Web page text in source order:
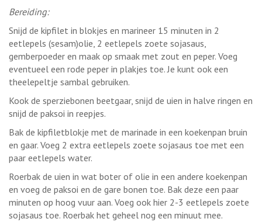
Bereiding:
Snijd de kipfilet in blokjes en marineer 15 minuten in 2
eetlepels (sesam)olie, 2 eetlepels zoete sojasaus,
gemberpoeder en maak op smaak met zout en peper. Voeg
eventueel een rode peper in plakjes toe. Je kunt ook een
theelepeltje sambal gebruiken.
Kook de sperziebonen beetgaar, snijd de uien in halve ringen en
snijd de paksoi in reepjes.
Bak de kipfiletblokje met de marinade in een koekenpan bruin
en gaar. Voeg 2 extra eetlepels zoete sojasaus toe met een
paar eetlepels water.
Roerbak de uien in wat boter of olie in een andere koekenpan
en voeg de paksoi en de gare bonen toe. Bak deze een paar
minuten op hoog vuur aan. Voeg ook hier 2-3 eetlepels zoete
sojasaus toe. Roerbak het geheel nog een minuut mee.